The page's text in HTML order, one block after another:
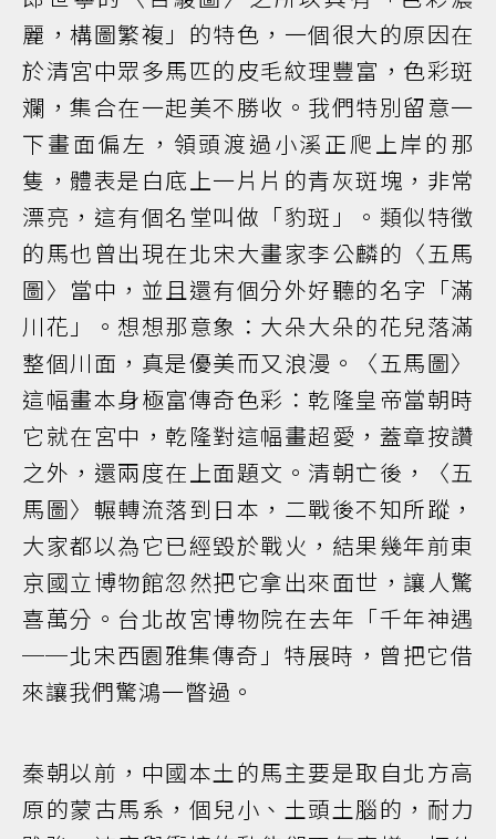
麗，構圖繁複」的特色，一個很大的原因在
於清宮中眾多馬匹的皮毛紋理豐富，色彩斑
斕，集合在一起美不勝收。我們特別留意一
下畫面偏左，領頭渡過小溪正爬上岸的那
隻，體表是白底上一片片的青灰斑塊，非常
漂亮，這有個名堂叫做「豹斑」。類似特徵
的馬也曾出現在北宋大畫家李公麟的〈五馬
圖〉當中，並且還有個分外好聽的名字「滿
川花」。想想那意象：大朵大朵的花兒落滿
整個川面，真是優美而又浪漫。〈五馬圖〉
這幅畫本身極富傳奇色彩：乾隆皇帝當朝時
它就在宮中，乾隆對這幅畫超愛，蓋章按讚
之外，還兩度在上面題文。清朝亡後，〈五
馬圖〉輾轉流落到日本，二戰後不知所蹤，
大家都以為它已經毀於戰火，結果幾年前東
京國立博物館忽然把它拿出來面世，讓人驚
喜萬分。台北故宮博物院在去年「千年神遇
──北宋西園雅集傳奇」特展時，曾把它借
來讓我們驚鴻一瞥過。
秦朝以前，中國本土的馬主要是取自北方高
原的蒙古馬系，個兒小、土頭土腦的，耐力